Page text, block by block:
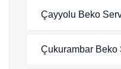
Çayyolu Beko
Çukurambar Beko